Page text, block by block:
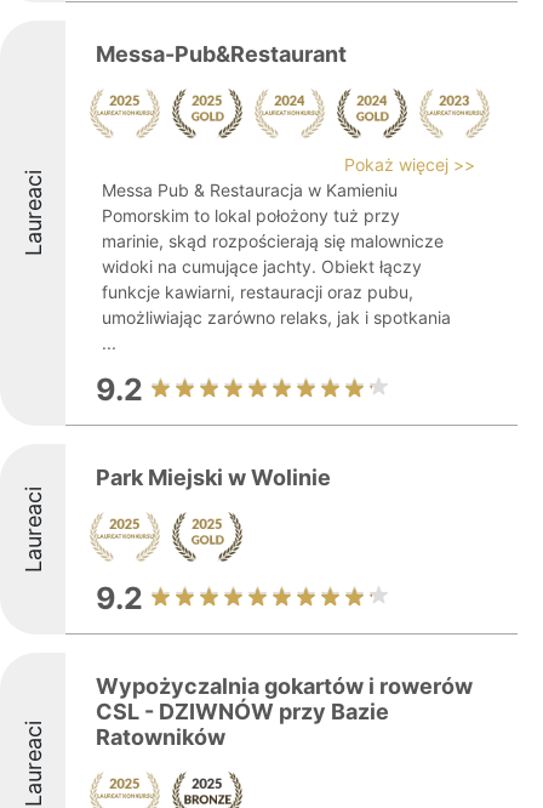
Laureaci
Messa-Pub&Restaurant
Pokaż więcej >>
Messa Pub & Restauracja w Kamieniu
Pomorskim to lokal położony tuż przy
marinie, skąd rozpościerają się malownicze
widoki na cumujące jachty. Obiekt łączy
funkcje kawiarni, restauracji oraz pubu,
umożliwiając zarówno relaks, jak i spotkania
...
9.2
Laureaci
Park Miejski w Wolinie
9.2
Laureaci
Wypożyczalnia gokartów i rowerów
CSL - DZIWNÓW przy Bazie
Ratowników